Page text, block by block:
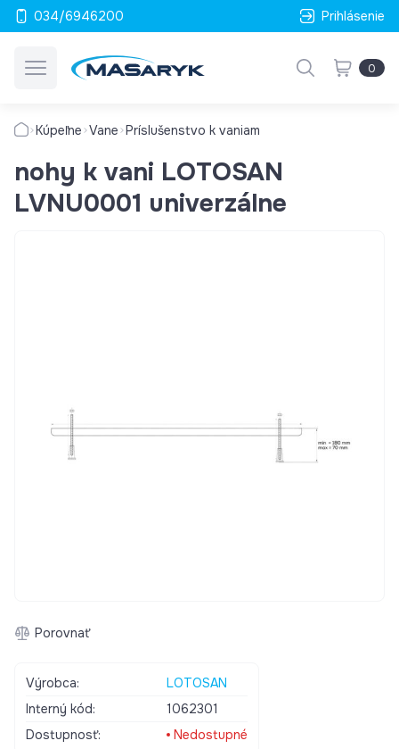
034/6946200 Prihlásenie
0
Kúpeľne Vane Príslušenstvo k vaniam
nohy k vani LOTOSAN
LVNU0001 univerzálne
Porovnať
Výrobca:
LOTOSAN
Interný kód:
1062301
Dostupnosť:
Nedostupné